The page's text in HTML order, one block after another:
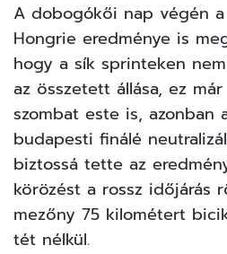
A dobogókői nap végén
Hongrie eredménye is
hogy a sík sprinteken
az összetett állása, ez
szombat este is, azonban
budapesti finálé
biztossá tette az
körözést a rossz időjárás
mezőny 75 kilométert
tét nélkül.